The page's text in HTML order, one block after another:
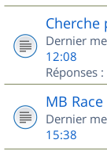
Cherche
Dernier
12:08
Réponses :
MB
Dernier
15:38